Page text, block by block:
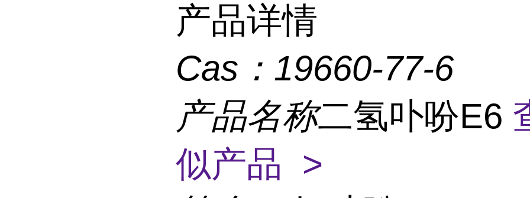
产品详情
Cas： 19660-77-6
产品名称二氢卟吩E6
似产品 >